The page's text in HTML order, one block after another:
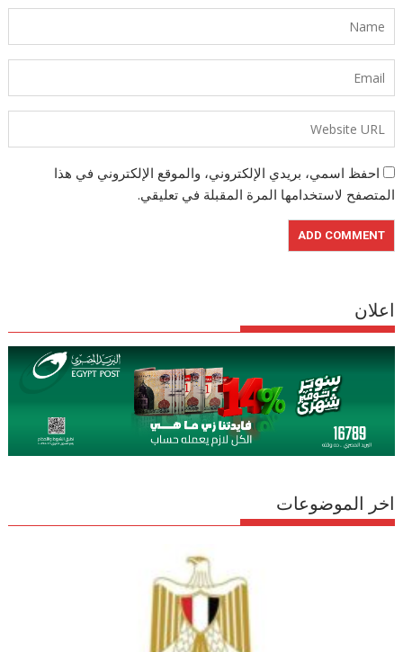
احفظ اسمي، بريدي الإلكتروني، والموقع الإلكتروني في هذا
المتصفح لاستخدامها المرة المقبلة في تعليقي.
اعلان
اخر الموضوعات